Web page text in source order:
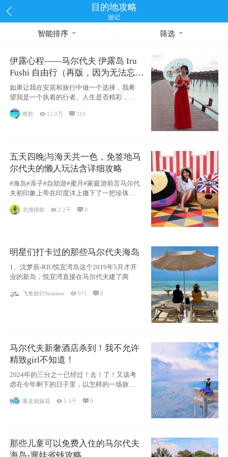
目的地攻略
游记
智能排序 筛选
伊露心程——马尔代夫 伊露岛 Iru
Fushi 自由行（再版，因为无法忘却
的留恋）
如果让我在安居和旅行中做一个选择，我希
望我是一个执着的行者。人生是否精彩，都
源于自己
唯歆  12.0万  314
五天四晚|与海天共一色，免签地马
尔代夫的懒人玩法含详细攻略
#海岛#亲子#自助游#蜜月#家庭游前言马尔代
夫初印象上帝在印度洋上撒下了一把珍珠，
北海情歌 2.2千 0
明星们打卡过的那些马尔代夫海岛
1、沈梦辰-RIU悦宜湾岛这个2019年5月才开
业的新岛，悦宜湾直接在马尔代夫建了两
飞鱼旅行Summer 971 0
马尔代夫新奢酒店杀到！我不允许
精致girl不知道！
2024年的三分之一已经过！去！了！又该考
虑在今年剩下的日子里，以怎样的一场旅行
暴走姐妹花  1.5千 0
那些儿童可以免费入住的马尔代夫